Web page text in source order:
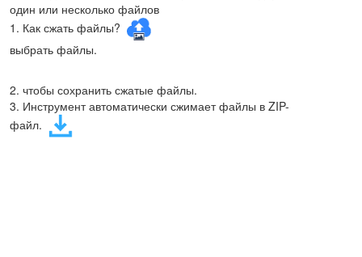
один или несколько файлов
1. Как сжать файлы?
выбрать файлы.
2. чтобы сохранить сжатые файлы.
3. Инструмент автоматически сжимает файлы в ZIP-
файл.